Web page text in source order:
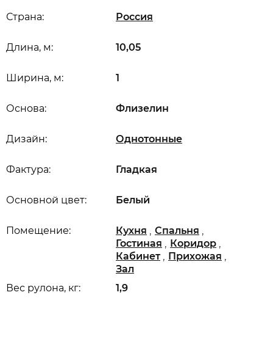
Длина, м: 10,05
Ширина, м: 1
Вес рулона, кг: 1,9
Основной цвет: Белый
Дизайн: Однотонные
Основа: Флизелин
Помещение: Кухня , Спальня ,
Гостиная , Коридор ,
Кабинет , Прихожая ,
Зал
Страна: Россия
Фактура: Гладкая